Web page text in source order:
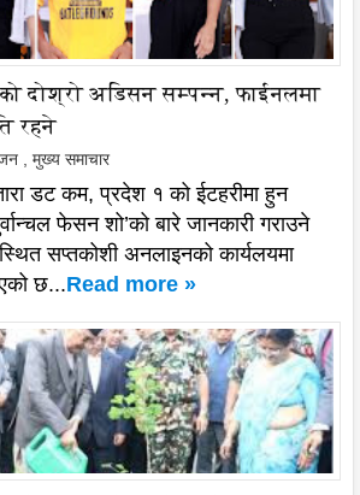
दोश्रो अडिसन सम्पन्न, फाईनलमा
रहने
मुख्य समाचार
डट कम, प्रदेश १ को ईटहरीमा हुन
फेसन शो’को बारे जानकारी गराउने
सप्तकोशी अनलाइनको कार्यलयमा
छ...Read more »